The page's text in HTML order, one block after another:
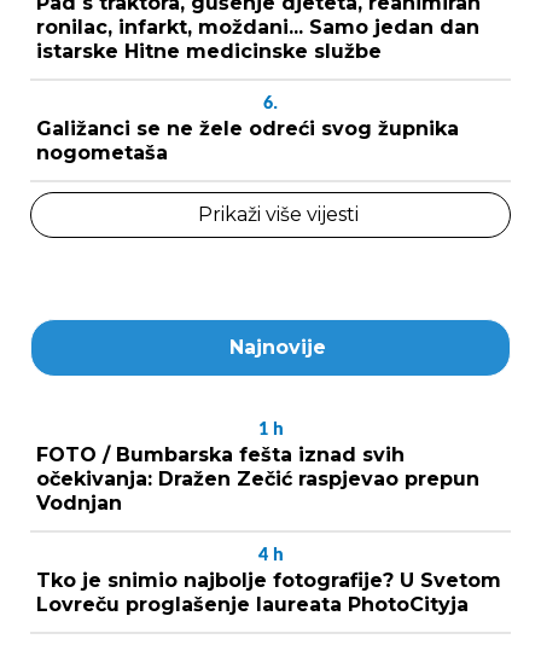
ronilac, infarkt, moždani... Samo jedan dan
istarske Hitne medicinske službe
6.
Galižanci se ne žele odreći svog župnika
nogometaša
Prikaži više vijesti
Najnovije
1 h
FOTO / Bumbarska fešta iznad svih
očekivanja: Dražen Zečić raspjevao prepun
Vodnjan
4 h
Tko je snimio najbolje fotografije? U Svetom
Lovreču proglašenje laureata PhotoCityja